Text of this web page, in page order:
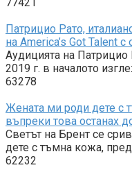
Патрицио Рато,
на America’s Got Talent
Аудицията на Патрицио
2019 г. в началото
63278
Жената ми роди дете с
въпреки това останах
Светът на Брент се
дете с тъмна кожа,
62232